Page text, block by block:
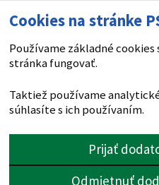
Cookies na stránke
Používame základné
stránka fungovať.
Taktiež používame
súhlasíte s ich používaním.
Prijať
Odmietnuť